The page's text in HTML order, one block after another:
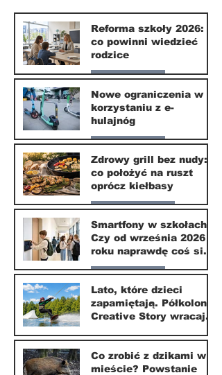
Reforma szkoły 2026:
co powinni wiedzieć
rodzice
Nasze miasto
10 lip
Nowe ograniczenia w
korzystaniu z e-
hulajnóg
Nasze miasto
3 lip
Zdrowy grill bez nudy:
co położyć na ruszt
oprócz kiełbasy
Zdrowie i uroda
1 lip
Smartfony w szkołach.
Czy od września 2026
roku naprawdę coś się
zmieni?
Nasze miasto
1 lip
Lato, które dzieci
zapamiętają. Półkolonie
Creative Story wracają
20 kwi
Co zrobić z dzikami w
mieście? Powstanie